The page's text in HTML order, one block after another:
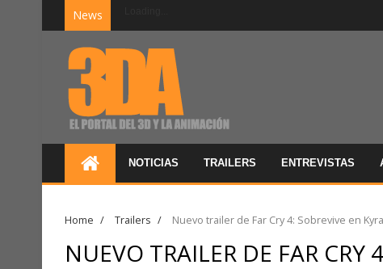
News
NOTICIAS TRAILERS ENTREVISTAS
Home / Trailers / Nuevo trailer de Far Cry 4: Sobrevive en
NUEVO TRAILER DE FAR CRY